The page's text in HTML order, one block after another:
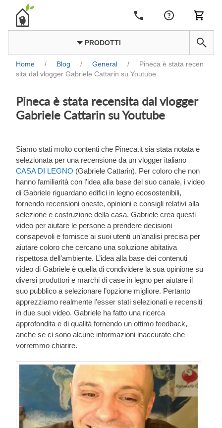
PRODOTTI
Home / Blog / General /
Pineca è stata recen
sita dal vlogger Gabriele Cattarin su Youtube
Pineca è stata recensita dal vlogger
Gabriele Cattarin su Youtube
Siamo stati molto contenti che Pineca.it sia stata notata e
selezionata per una recensione da un vlogger italiano
CASA DI LEGNO (Gabriele Cattarin). Per coloro che non
hanno familiarità con l’idea alla base del suo canale, i video
di Gabriele riguardano edifici in legno ecosostenibili,
fornendo recensioni oneste, opinioni e consigli relativi alla
selezione e costruzione della casa. Gabriele crea questi
video per aiutare le persone a prendere decisioni
consapevoli e fornisce ai suoi utenti un’analisi precisa per
aiutare coloro che cercano una soluzione abitativa
rispettosa dell’ambiente. L’idea alla base dei contenuti
video di Gabriele è quella di condividere la sua opinione su
diversi produttori e marchi di case in legno per aiutare il
suo pubblico a selezionare l’opzione migliore. Pertanto
apprezziamo realmente l’esser stati selezionati e recensiti
in due suoi video. Gabriele ha fatto una ricerca
approfondita e di qualità fornendo un ottimo feedback,
anche se ci sono alcune informazioni inaccurate che
vorremmo chiarire.